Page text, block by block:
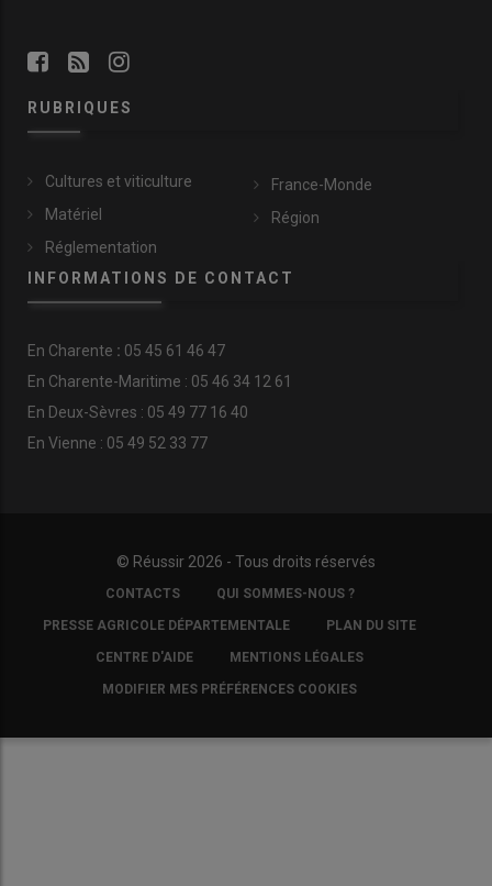
RUBRIQUES
Cultures et viticulture
Matériel
Réglementation
France-Monde
Région
INFORMATIONS DE CONTACT
En Charente : 05 45 61 46 47
En Charente-Maritime : 05 46 34 12 61
En Deux-Sèvres : 05 49 77 16 40
En Vienne : 05 49 52 33 77
© Réussir 2026 - Tous droits réservés
COPYRIGHTCONTACTS QUI SOMMES-NOUS ?
PRESSE AGRICOLE DÉPARTEMENTALE PLAN DU SITE
CENTRE D'AIDE MENTIONS LÉGALES
MODIFIER MES PRÉFÉRENCES COOKIES